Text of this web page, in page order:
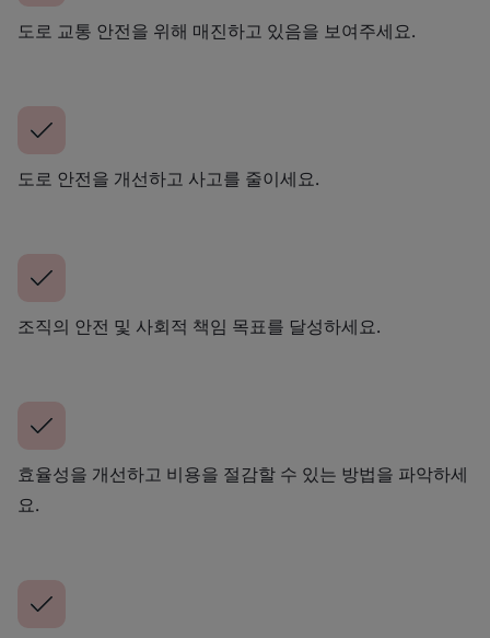
도로 교통 안전을 위해 매진하고 있음을 보여주세요.
도로 안전을 개선하고 사고를 줄이세요.
조직의 안전 및 사회적 책임 목표를 달성하세요.
효율성을 개선하고 비용을 절감할 수 있는 방법을 파악하세
요.